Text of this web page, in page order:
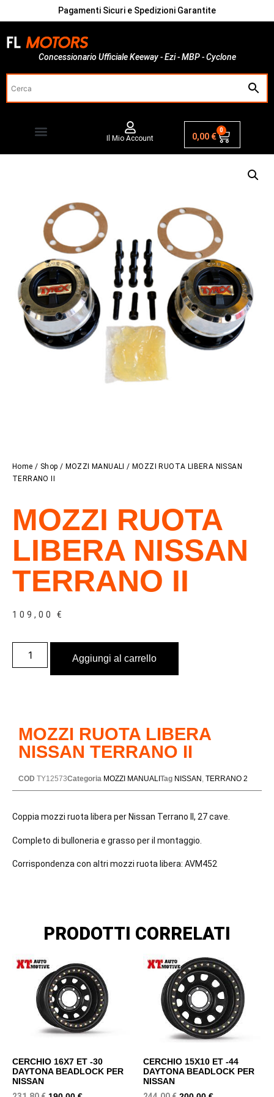
Pagamenti Sicuri e Spedizioni Garantite
Concessionario Ufficiale Keeway - Ezi - MBP - Cyclone
Il Mio Account 0,00 €
0
Home / Shop / MOZZI MANUALI / MOZZI RUOTA LIBERA NISSAN
TERRANO II
MOZZI RUOTA
LIBERA NISSAN
TERRANO II
109,00€
Aggiungi al carrello
MOZZI RUOTA LIBERA
NISSAN TERRANO II
COD TY12573Categoria MOZZI MANUALI Tag NISSAN , TERRANO 2
Coppia mozzi ruota libera per Nissan Terrano II, 27 cave.
Completo di bulloneria e grasso per il montaggio.
Corrispondenza con altri mozzi ruota libera: AVM452
PRODOTTI CORRELATI
CERCHIO 16X7 ET -30
DAYTONA BEADLOCK PER
NISSAN
CERCHIO 15X10 ET -44
DAYTONA BEADLOCK PER
NISSAN